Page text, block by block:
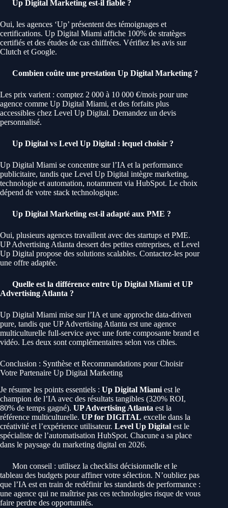
Up Digital Marketing est-il fiable ?
Oui, les agences ‘Up’ présentent des témoignages et
certifications. Up Digital Miami affiche 100% de stratèges
certifiés et des études de cas chiffrées. Vérifiez les avis sur
Clutch et Google.
Combien coûte une prestation Up Digital Marketing ?
Les prix varient : comptez 2 000 à 10 000 €/mois pour une
agence comme Up Digital Miami, et des forfaits plus
accessibles chez Level Up Digital. Demandez un devis
personnalisé.
Up Digital vs Level Up Digital : lequel choisir ?
Up Digital Miami se concentre sur l’IA et la performance
publicitaire, tandis que Level Up Digital intègre marketing,
technologie et automation, notamment via HubSpot. Le choix
dépend de votre stack technologique.
Up Digital Marketing est-il adapté aux PME ?
Oui, plusieurs agences travaillent avec des startups et PME.
UP Advertising Atlanta dessert des petites entreprises, et Level
Up Digital propose des solutions scalables. Contactez-les pour
une offre adaptée.
Quelle est la différence entre Up Digital Miami et UP
Advertising Atlanta ?
Up Digital Miami mise sur l’IA et une approche data-driven
pure, tandis que UP Advertising Atlanta est une agence
multiculturelle full-service avec une forte composante brand et
vidéo. Les deux sont complémentaires selon vos cibles.
Conclusion : Synthèse et Recommandations pour Choisir
Votre Partenaire Up Digital Marketing
Je résume les points essentiels : Up Digital Miami est le
champion de l’IA avec des résultats tangibles (320% ROI,
80% de temps gagné). UP Advertising Atlanta est la
référence multiculturelle. UP for DIGITAL excelle dans la
créativité et l’expérience utilisateur. Level Up Digital est le
spécialiste de l’automatisation HubSpot. Chacune a sa place
dans le paysage du marketing digital en 2026.
Mon conseil : utilisez la checklist décisionnelle et le
tableau des budgets pour affiner votre sélection. N’oubliez pas
que l’IA est en train de redéfinir les standards de performance :
une agence qui ne maîtrise pas ces technologies risque de vous
faire perdre des opportunités.